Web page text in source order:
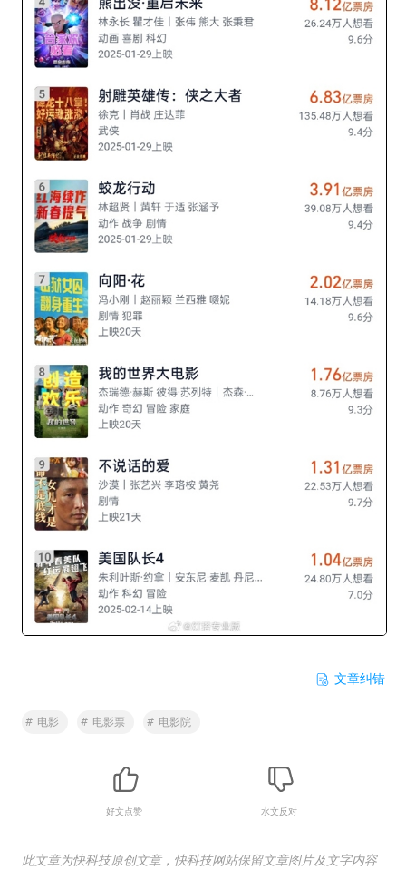
文章纠错
# 电影 # 电影票 # 电影院
好文点赞 水文反对
此文章为快科技原创文章，快科技网站保留文章图片及文字内容